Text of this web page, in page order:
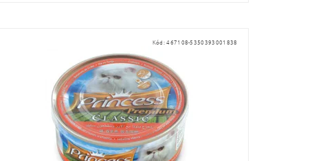
Kód:467108-5350393001838